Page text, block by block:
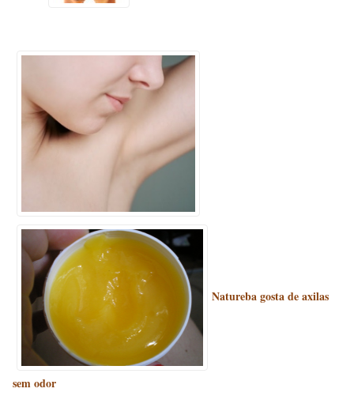
Natureba gosta de axilas
sem odor